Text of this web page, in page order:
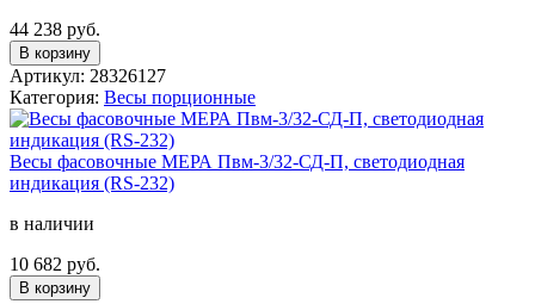
44 238 руб.
В корзину
Артикул: 28326127
Категория: Весы порционные
Весы фасовочные МЕРА Пвм-3/32-СД-П, светодиодная
индикация (RS-232)
в наличии
10 682 руб.
В корзину